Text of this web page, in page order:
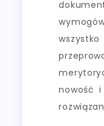
nowość i